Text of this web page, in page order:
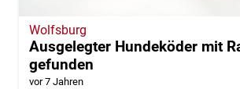
Wolfsburg
Ausgelegter Hundeköder mit
gefunden
vor 7 Jahren